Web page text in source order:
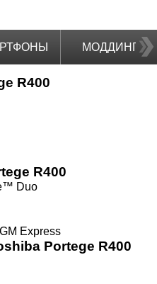
МОДДИНГ
R400
R400
Duo
Express
Portege R400